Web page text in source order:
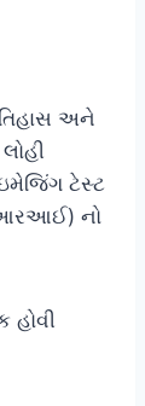
અને
ટેસ્ટ
નો
હોવી